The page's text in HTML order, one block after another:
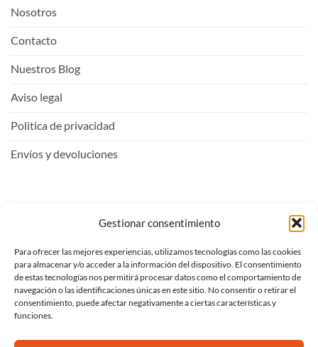
Gestionar consentimiento
Para ofrecer las mejores experiencias, utilizamos tecnologías como las cookies
para almacenar y/o acceder a la información del dispositivo. El consentimiento
de estas tecnologías nos permitirá procesar datos como el comportamiento de
navegación o las identificaciones únicas en este sitio. No consentir o retirar el
consentimiento, puede afectar negativamente a ciertas características y
funciones.
Nosotros
Contacto
Nuestros Blog
Aviso legal
Politica de privacidad
Envíos y devoluciones
Entrar
Ver carrito
Mi lista de deseos
Proceder al pago